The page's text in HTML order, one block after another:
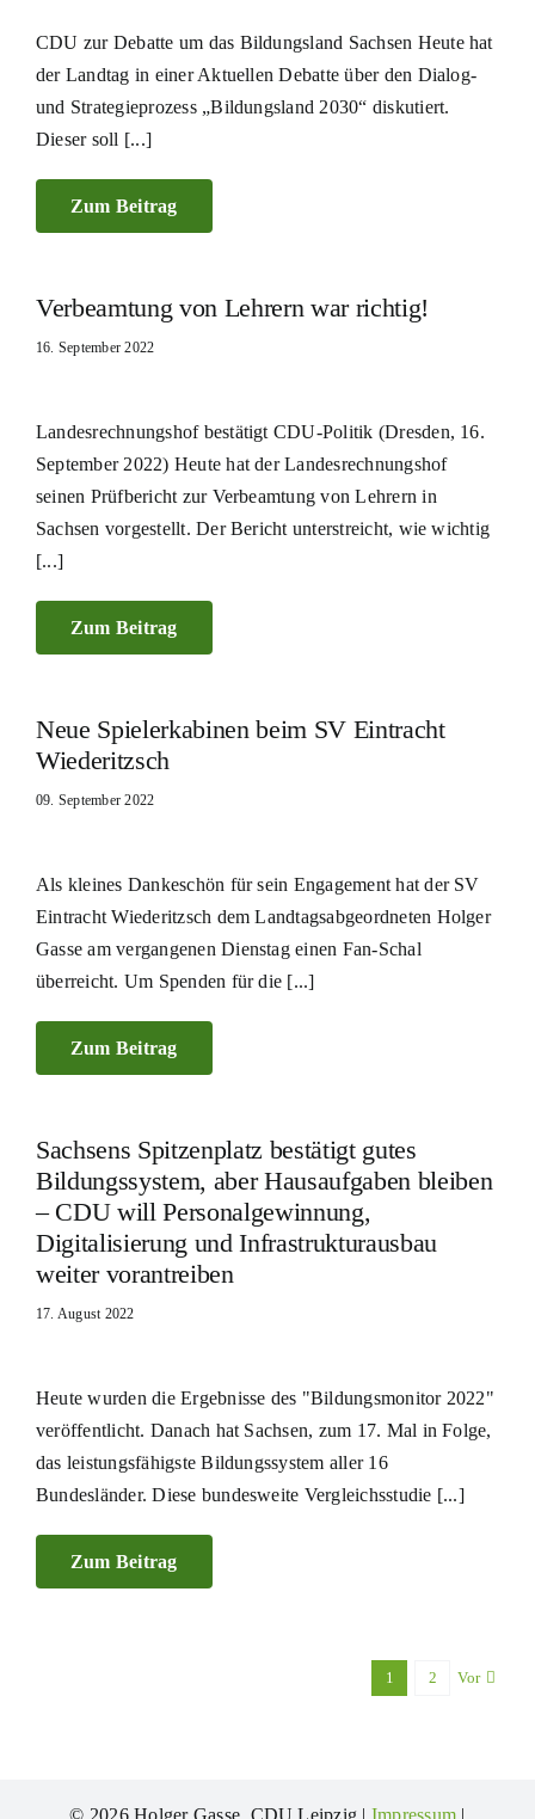
CDU zur Debatte um das Bildungsland Sachsen Heute hat
der Landtag in einer Aktuellen Debatte über den Dialog-
und Strategieprozess „Bildungsland 2030“ diskutiert.
Dieser soll [...]
Zum Beitrag
Verbeamtung von Lehrern war richtig!
16. September 2022
Landesrechnungshof bestätigt CDU-Politik (Dresden, 16.
September 2022) Heute hat der Landesrechnungshof
seinen Prüfbericht zur Verbeamtung von Lehrern in
Sachsen vorgestellt. Der Bericht unterstreicht, wie wichtig
[...]
Zum Beitrag
Neue Spielerkabinen beim SV Eintracht
Wiederitzsch
09. September 2022
Als kleines Dankeschön für sein Engagement hat der SV
Eintracht Wiederitzsch dem Landtagsabgeordneten Holger
Gasse am vergangenen Dienstag einen Fan-Schal
überreicht. Um Spenden für die [...]
Zum Beitrag
Sachsens Spitzenplatz bestätigt gutes
Bildungssystem, aber Hausaufgaben bleiben
– CDU will Personalgewinnung,
Digitalisierung und Infrastrukturausbau
weiter vorantreiben
17. August 2022
Heute wurden die Ergebnisse des "Bildungsmonitor 2022"
veröffentlicht. Danach hat Sachsen, zum 17. Mal in Folge,
das leistungsfähigste Bildungssystem aller 16
Bundesländer. Diese bundesweite Vergleichsstudie [...]
Zum Beitrag
1 2 Vor
© 2026 Holger Gasse, CDU Leipzig | Impressum |